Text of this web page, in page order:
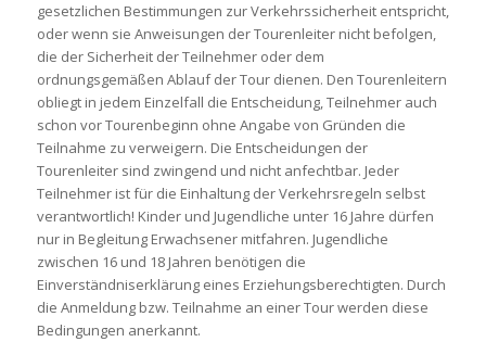
gesetzlichen Bestimmungen zur Verkehrssicherheit entspricht,
oder wenn sie Anweisungen der Tourenleiter nicht befolgen,
die der Sicherheit der Teilnehmer oder dem
ordnungsgemäßen Ablauf der Tour dienen. Den Tourenleitern
obliegt in jedem Einzelfall die Entscheidung, Teilnehmer auch
schon vor Tourenbeginn ohne Angabe von Gründen die
Teilnahme zu verweigern. Die Entscheidungen der
Tourenleiter sind zwingend und nicht anfechtbar. Jeder
Teilnehmer ist für die Einhaltung der Verkehrsregeln selbst
verantwortlich! Kinder und Jugendliche unter 16 Jahre dürfen
nur in Begleitung Erwachsener mitfahren. Jugendliche
zwischen 16 und 18 Jahren benötigen die
Einverständniserklärung eines Erziehungsberechtigten. Durch
die Anmeldung bzw. Teilnahme an einer Tour werden diese
Bedingungen anerkannt.